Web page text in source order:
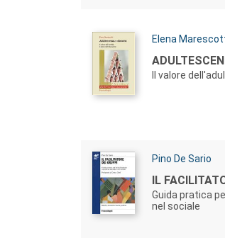
Autori:
Elena
Titolo:
Il valore
Autori:
Pino De Sario
Titolo:
IL
Guida pratica
nel sociale